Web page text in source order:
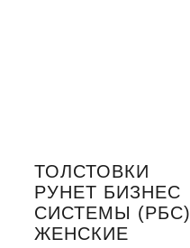
ТОЛСТОВКИ
РУНЕТ БИЗНЕС
СИСТЕМЫ (РБС)
ЖЕНСКИЕ